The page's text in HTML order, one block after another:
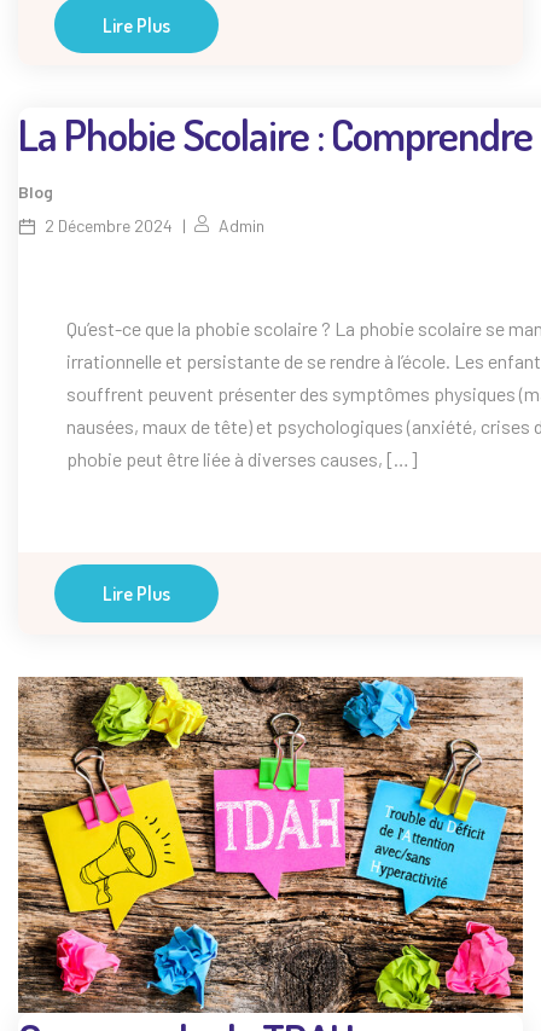
Lire Plus
La Phobie Scolaire :
Blog
2 Décembre 2024
Admin
Qu’est-ce que la phobie scolaire ? La phobie scolaire se
irrationnelle et persistante de se rendre à l’école. Les
souffrent peuvent présenter des symptômes physiques
nausées, maux de tête) et psychologiques (anxiété, crises
phobie peut être liée à diverses causes, […]
Lire Plus